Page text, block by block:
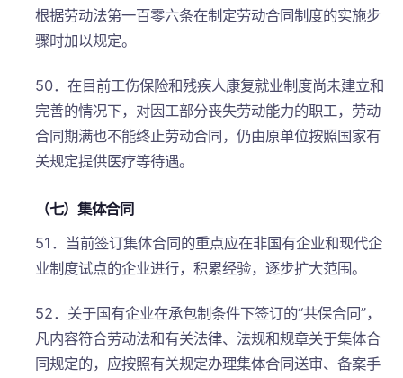
根据劳动法第一百零六条在制定劳动合同制度的实施步
骤时加以规定。
50．在目前工伤保险和残疾人康复就业制度尚未建立和
完善的情况下，对因工部分丧失劳动能力的职工，劳动
合同期满也不能终止劳动合同，仍由原单位按照国家有
关规定提供医疗等待遇。
（七）集体合同
51．当前签订集体合同的重点应在非国有企业和现代企
业制度试点的企业进行，积累经验，逐步扩大范围。
52．关于国有企业在承包制条件下签订的“共保合同”，
凡内容符合劳动法和有关法律、法规和规章关于集体合
同规定的，应按照有关规定办理集体合同送审、备案手